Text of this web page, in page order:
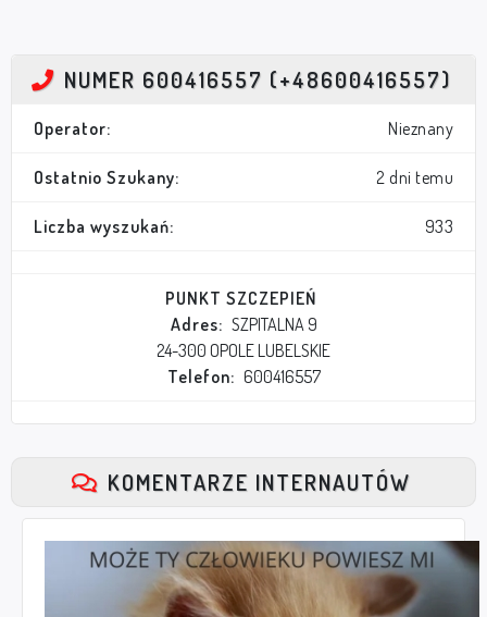
NUMER 600416557 (+48600416557)
Operator: Nieznany
Ostatnio Szukany: 2 dni temu
Liczba wyszukań: 933
PUNKT SZCZEPIEŃ
Adres: SZPITALNA 9
24-300 OPOLE LUBELSKIE
Telefon: 600416557
KOMENTARZE INTERNAUTÓW